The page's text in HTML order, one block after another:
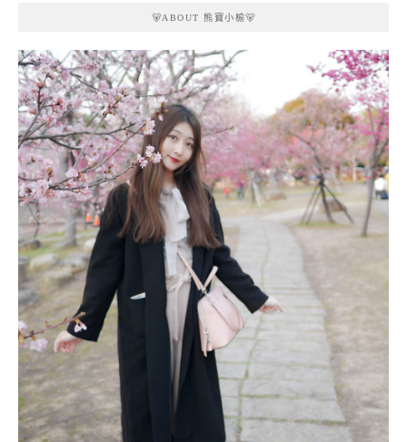
🐻ABOUT 熊寶小榆🐻